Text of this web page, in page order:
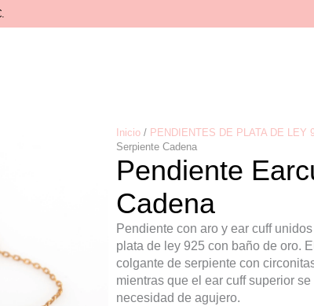
Inicio / PENDIENTES DE PLATA DE LEY
Serpiente Cadena
Pendiente
Cadena
Pendiente con aro y ear cuff
plata de ley 925 con baño de oro.
colgante de serpiente con
mientras que el ear cuff superior
necesidad de agujero.